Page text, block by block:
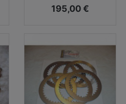
Prix
195,00 €